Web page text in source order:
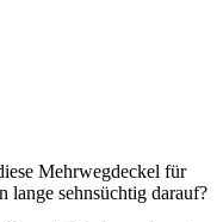
Mehrwegdeckel für
lange sehnsüchtig darauf?